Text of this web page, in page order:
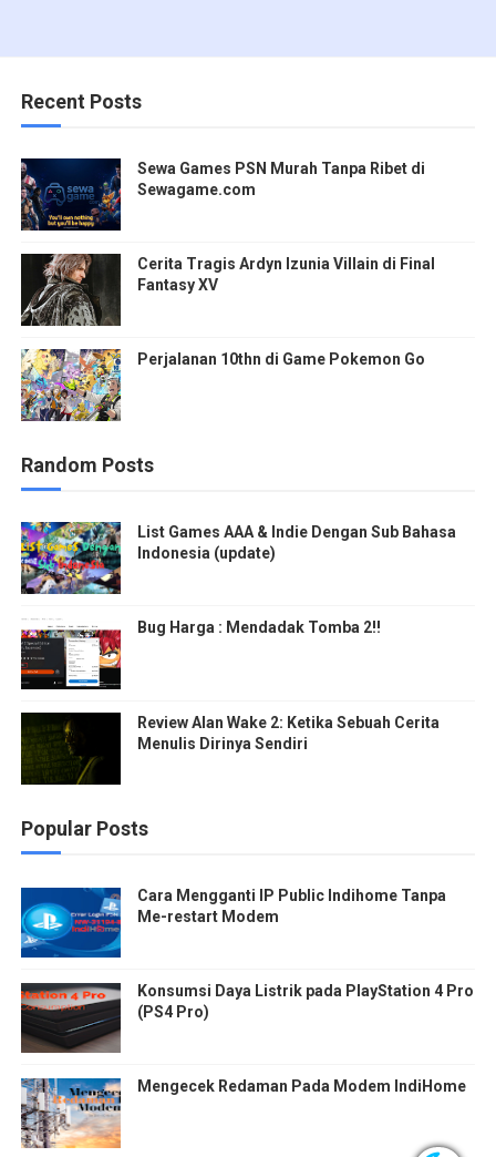
Recent Posts
Sewa Games PSN Murah Tanpa Ribet di
Sewagame.com
Cerita Tragis Ardyn Izunia Villain di Final
Fantasy XV
Perjalanan 10thn di Game Pokemon Go
Random Posts
List Games AAA & Indie Dengan Sub Bahasa
Indonesia (update)
Bug Harga : Mendadak Tomba 2!!
Review Alan Wake 2: Ketika Sebuah Cerita
Menulis Dirinya Sendiri
Popular Posts
Cara Mengganti IP Public Indihome Tanpa
Me-restart Modem
Konsumsi Daya Listrik pada PlayStation 4 Pro
(PS4 Pro)
Mengecek Redaman Pada Modem IndiHome